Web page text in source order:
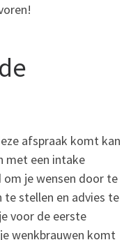
afspraak komt kan
met een intake
om je wensen door te
te stellen en advies te
voor de eerste
wenkbrauwen komt